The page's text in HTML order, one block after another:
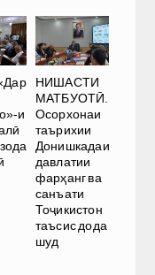
и
НИШАСТИ
МАТБУОТӢ.
Осорхонаи
таърихии
Донишкадаи
давлатии
фарҳанг ва
санъати
Тоҷикистон
таъсис дода
шуд